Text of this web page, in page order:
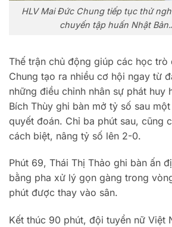
HLV Mai Đức Chung tiếp tục thử
chuyến tập huấn Nhật
Thế trận chủ động giúp các học trò
Chung tạo ra nhiều cơ hội ngay từ
những điều chỉnh nhân sự phát huy
Bích Thùy ghi bàn mở tỷ số sau
quyết đoán. Chỉ ba phút sau, cũng
cách biệt, nâng tỷ số lên 2-0.
Phút 69, Thái Thị Thảo ghi bàn ấn
bằng pha xử lý gọn gàng trong
phút được thay vào sân.
Kết thúc 90 phút, đội tuyển nữ Việt